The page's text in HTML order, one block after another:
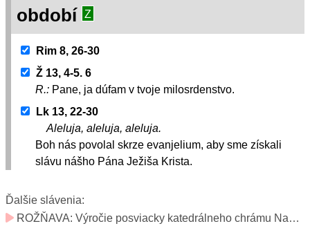
období
Z
Rim 8, 26-30
Ž 13, 4-5. 6
R.: Pane, ja dúfam v tvoje milosrdenstvo.
Lk 13, 22-30
Aleluja, aleluja, aleluja.
Boh nás povolal skrze evanjelium, aby sme získali
slávu nášho Pána Ježiša Krista.
Ďalšie slávenia:
ROŽŇAVA: Výročie posviacky katedrálneho chrámu Nanebovzatia Panny Márie v Rožňave (v diecéze sviatok; v katedrále slávnosť)